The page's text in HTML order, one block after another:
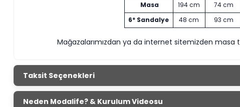
Masa
194 cm 74 cm
6* Sandalye
48 cm 93 cm
Mağazalarımızdan ya da internet sitemizden masa
Taksit Seçenekleri
Neden Modalife? & Kurulum Videosu